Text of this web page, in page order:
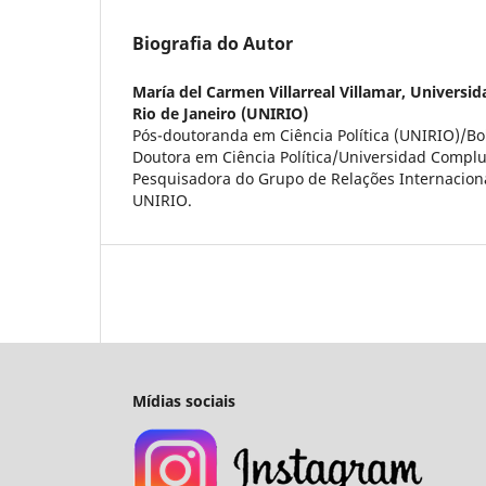
Biografia do Autor
María del Carmen Villarreal Villamar,
Rio de Janeiro (UNIRIO)
Pós-doutoranda em Ciência Política (UNIRIO)/
Doutora em Ciência Política/Universidad
Pesquisadora do Grupo de Relações
UNIRIO.
Mídias sociais